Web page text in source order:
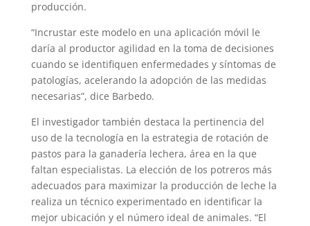
producción.
“Incrustar este modelo en una aplicación móvil le
daría al productor agilidad en la toma de decisiones
cuando se identifiquen enfermedades y síntomas de
patologías, acelerando la adopción de las medidas
necesarias”, dice Barbedo.
El investigador también destaca la pertinencia del
uso de la tecnología en la estrategia de rotación de
pastos para la ganadería lechera, área en la que
faltan especialistas. La elección de los potreros más
adecuados para maximizar la producción de leche la
realiza un técnico experimentado en identificar la
mejor ubicación y el número ideal de animales. “El